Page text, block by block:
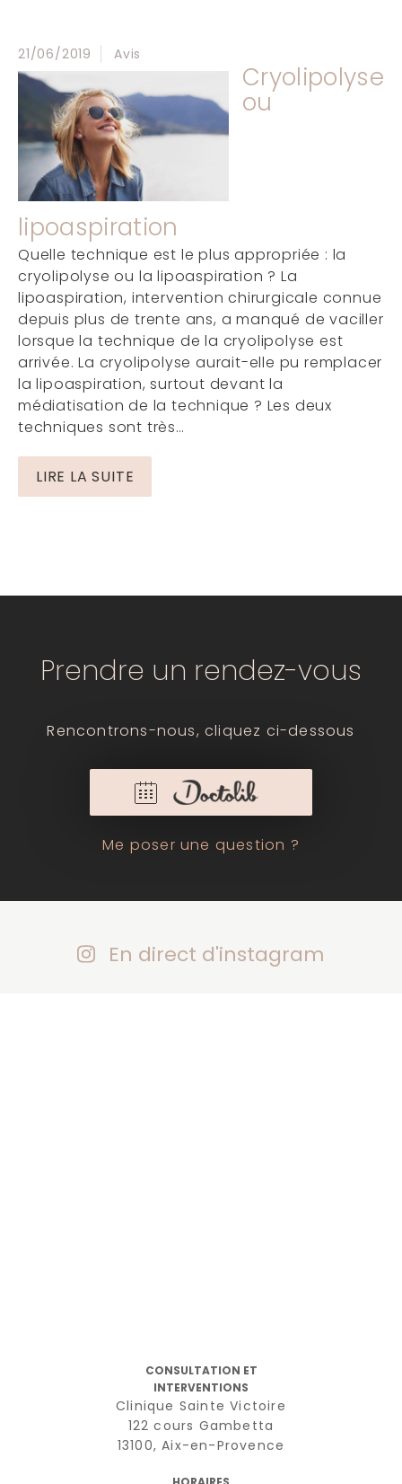
21/06/2019 Avis
Cryolipolyse
ou
lipoaspiration
Quelle technique est le plus appropriée : la
cryolipolyse ou la lipoaspiration ? La
lipoaspiration, intervention chirurgicale connue
depuis plus de trente ans, a manqué de vaciller
lorsque la technique de la cryolipolyse est
arrivée. La cryolipolyse aurait-elle pu remplacer
la lipoaspiration, surtout devant la
médiatisation de la technique ? Les deux
techniques sont très…
LIRE LA SUITE
Prendre un rendez-vous
Rencontrons-nous, cliquez ci-dessous
Me poser une question ?
En direct d'instagram
CONSULTATION ET
INTERVENTIONS
Clinique Sainte Victoire
122 cours Gambetta
13100, Aix-en-Provence